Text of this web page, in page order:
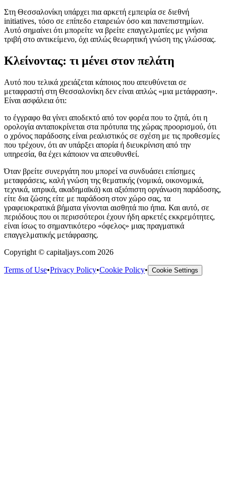
Στη Θεσσαλονίκη υπάρχει πια αρκετή εμπειρία σε διεθνή
initiatives, τόσο σε επίπεδο εταιρειών όσο και πανεπιστημίων.
Αυτό σημαίνει ότι μπορείτε να βρείτε επαγγελματίες με γνήσια
τριβή στο αντικείμενο, όχι απλώς θεωρητική γνώση της γλώσσας.
Κλείνοντας: τι μένει στον πελάτη
Αυτό που τελικά χρειάζεται κάποιος που απευθύνεται σε
μεταφραστή στη Θεσσαλονίκη δεν είναι απλώς «μια μετάφραση».
Είναι ασφάλεια ότι:
το έγγραφο θα γίνει αποδεκτό από τον φορέα που το ζητά, ότι η
ορολογία ανταποκρίνεται στα πρότυπα της χώρας προορισμού, ότι
ο χρόνος παράδοσης είναι ρεαλιστικός σε σχέση με τις προθεσμίες
που τρέχουν, ότι αν υπάρξει απορία ή διευκρίνιση από την
υπηρεσία, θα έχει κάποιον να απευθυνθεί.
Όταν βρείτε συνεργάτη που μπορεί να συνδυάσει επίσημες
μεταφράσεις, καλή γνώση της θεματικής (νομικά, οικονομικά,
τεχνικά, ιατρικά, ακαδημαϊκά) και αξιόπιστη οργάνωση παράδοσης,
είτε δια ζώσης είτε με παράδοση στον χώρο σας, τα
γραφειοκρατικά βήματα γίνονται αισθητά πιο ήπια. Και αυτό, σε
περιόδους που οι περισσότεροι έχουν ήδη αρκετές εκκρεμότητες,
είναι ίσως το σημαντικότερο «όφελος» μιας πραγματικά
επαγγελματικής μετάφρασης.
Copyright © capitaljays.com 2026
Terms of Use•Privacy Policy•Cookie Policy• Cookie Settings